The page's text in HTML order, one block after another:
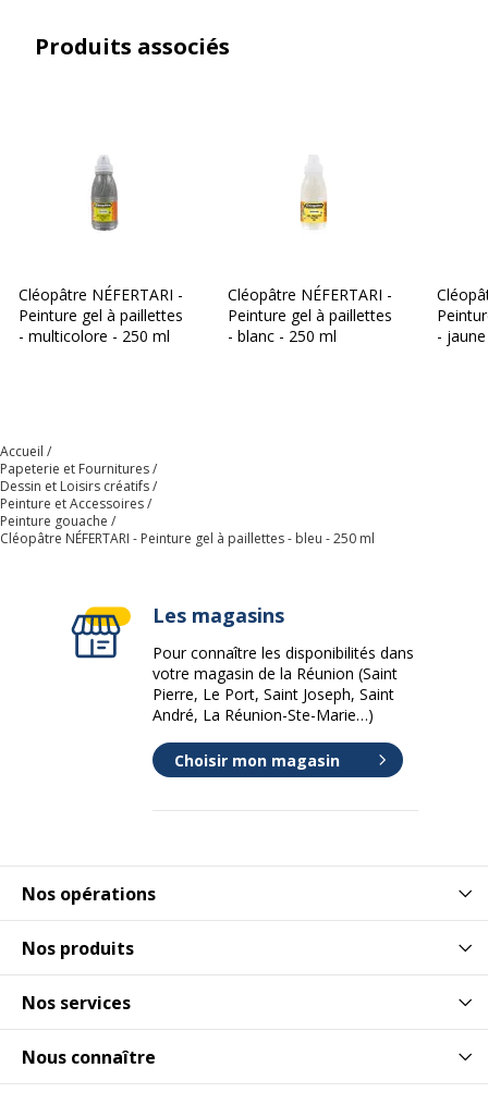
Type de peinture Gel à base d'eau
Code barre maitre 3134725009622
Cleopatre
Caractéristiques environnementales
Caractéristiques environnementales
Données logistiques
Quantité emballée
Produits associés
Cléopâtre NÉFERTARI -
Peinture gel à paillettes
- multicolore - 250 ml
Cléopâtre NÉFERTARI -
Peinture gel à paillettes
- blanc - 250 ml
-
Accueil
Papeterie et Fournitures
Dessin et Loisirs créatifs
Peinture et Accessoires
Peinture gouache
Cléopâtre NÉFERTARI - Peinture gel à paillettes - bleu - 250 ml
Nos opérations
Nos produits
Nos services
Nous connaître
Les magasins
Pour connaître les disponibilités dans
votre magasin de la Réunion (Saint
Pierre, Le Port, Saint Joseph, Saint
André, La Réunion-Ste-Marie…)
Choisir mon magasin